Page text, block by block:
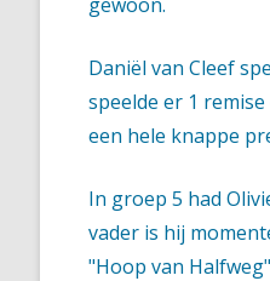
Daniël van Cleef
speelde er 1
een hele knappe
In groep 5 had
vader is hij
"Hoop van